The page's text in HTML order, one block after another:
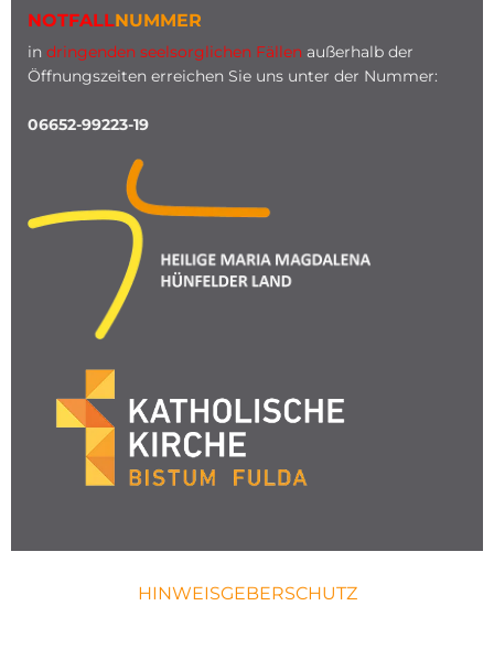
NOTFALLNUMMER
in dringenden seelsorglichen Fällen außerhalb der
Öffnungszeiten erreichen Sie uns unter der Nummer:
06652-99223-19
HINWEISGEBERSCHUTZ